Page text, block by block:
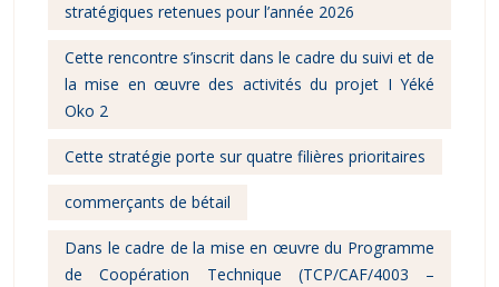
stratégiques retenues pour l’année 2026
Cette rencontre s’inscrit dans le cadre du suivi et de
la mise en œuvre des activités du projet I Yéké
Oko 2
Cette stratégie porte sur quatre filières prioritaires
commerçants de bétail
Dans le cadre de la mise en œuvre du Programme
de Coopération Technique (TCP/CAF/4003 –